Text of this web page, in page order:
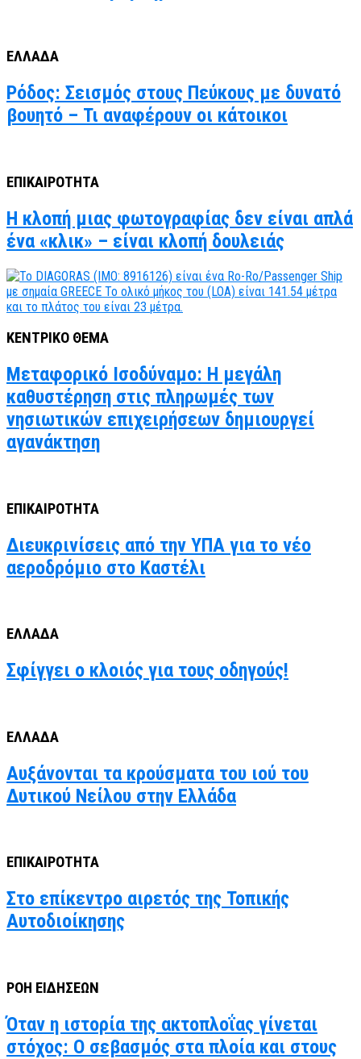
ΕΛΛΑΔΑ
Ρόδος: Σεισμός στους Πεύκους με δυνατό
βουητό – Τι αναφέρουν οι κάτοικοι
ΕΠΙΚΑΙΡΟΤΗΤΑ
Η κλοπή μιας φωτογραφίας δεν είναι απλά
ένα «κλικ» – είναι κλοπή δουλειάς
ΚΕΝΤΡΙΚΟ ΘΕΜΑ
Μεταφορικό Ισοδύναμο: Η μεγάλη
καθυστέρηση στις πληρωμές των
νησιωτικών επιχειρήσεων δημιουργεί
αγανάκτηση
ΕΠΙΚΑΙΡΟΤΗΤΑ
Διευκρινίσεις από την ΥΠΑ για το νέο
αεροδρόμιο στο Καστέλι
ΕΛΛΑΔΑ
Σφίγγει ο κλοιός για τους οδηγούς!
ΕΛΛΑΔΑ
Αυξάνονται τα κρούσματα του ιού του
Δυτικού Νείλου στην Ελλάδα
ΕΠΙΚΑΙΡΟΤΗΤΑ
Στο επίκεντρο αιρετός της Τοπικής
Αυτοδιοίκησης
ΡΟΗ ΕΙΔΗΣΕΩΝ
Όταν η ιστορία της ακτοπλοΐας γίνεται
στόχος: Ο σεβασμός στα πλοία και στους